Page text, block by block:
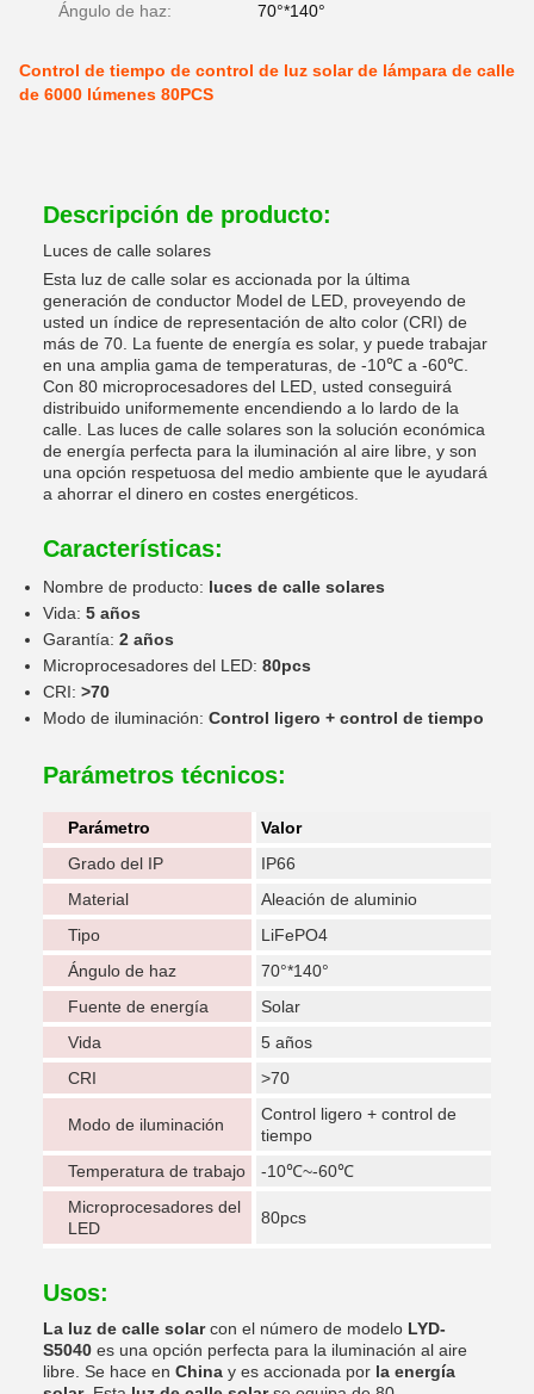
Ángulo de haz: 70°*140°
Control de tiempo de control de luz solar de lámpara de calle
de 6000 lúmenes 80PCS
Descripción de producto:
Luces de calle solares
Esta luz de calle solar es accionada por la última
generación de conductor Model de LED, proveyendo de
usted un índice de representación de alto color (CRI) de
más de 70. La fuente de energía es solar, y puede trabajar
en una amplia gama de temperaturas, de -10℃ a -60℃.
Con 80 microprocesadores del LED, usted conseguirá
distribuido uniformemente encendiendo a lo lardo de la
calle. Las luces de calle solares son la solución económica
de energía perfecta para la iluminación al aire libre, y son
una opción respetuosa del medio ambiente que le ayudará
a ahorrar el dinero en costes energéticos.
Características:
Nombre de producto: luces de calle solares
Vida: 5 años
Garantía: 2 años
Microprocesadores del LED: 80pcs
CRI: >70
Modo de iluminación: Control ligero + control de tiempo
Parámetros técnicos:
Parámetro
Valor
Grado del IP
IP66
Material
Aleación de aluminio
Tipo
LiFePO4
Ángulo de haz
70°*140°
Fuente de energía
Solar
Vida
5 años
CRI
>70
Modo de iluminación
Control ligero + control de
tiempo
Temperatura de trabajo
-10℃~-60℃
Microprocesadores del
LED
80pcs
Usos:
La luz de calle solarcon el número de modelo LYD-
S5040 es una opción perfecta para la iluminación al aire
libre. Se hace en China y es accionada por la energía